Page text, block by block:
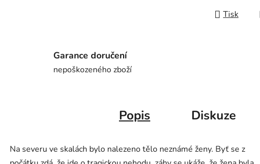
Tisk
Garance doručení
nepoškozeného zboží
Popis Diskuze
Na severu ve skalách bylo nalezeno tělo neznámé ženy. Byť se z